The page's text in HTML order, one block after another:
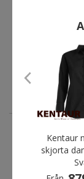
Kentaur
kortärmad
Kentaur
skjorta